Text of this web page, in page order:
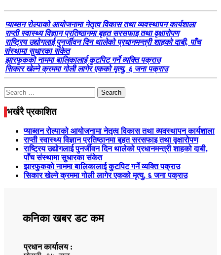
प्याब्सन रोल्पाको आयोजनामा नेतृत्व विकास तथा व्यवस्थापन कार्यशाला
राप्ती स्वास्थ्य विज्ञान प्रतिष्ठानमा बृहत सरसफाइ तथा वृक्षारोपण
राष्ट्रिय उद्योगलाई पुनर्जीवन दिन थालेको प्रधानमन्त्री शाहको दाबी, पाँच
संस्थामा सुधारका संकेत
झारफुकको नाममा बालिकालाई कुटपिट गर्ने व्यक्ति पक्राउ
सिकार खेल्ने क्रममा गोली लागेर एकको मृत्यु, ६ जना पक्राउ
Search
for:
भर्खरै प्रकाशित
प्याब्सन रोल्पाको आयोजनामा नेतृत्व विकास तथा व्यवस्थापन कार्यशाला
राप्ती स्वास्थ्य विज्ञान प्रतिष्ठानमा बृहत सरसफाइ तथा वृक्षारोपण
राष्ट्रिय उद्योगलाई पुनर्जीवन दिन थालेको प्रधानमन्त्री शाहको दाबी,
पाँच संस्थामा सुधारका संकेत
झारफुकको नाममा बालिकालाई कुटपिट गर्ने व्यक्ति पक्राउ
सिकार खेल्ने क्रममा गोली लागेर एकको मृत्यु, ६ जना पक्राउ
कनिका खबर डट कम
प्रधान कार्यालय :